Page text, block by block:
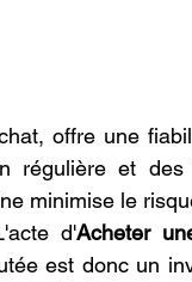
offre une
régulière et des
minimise le
d'Acheter
est donc un